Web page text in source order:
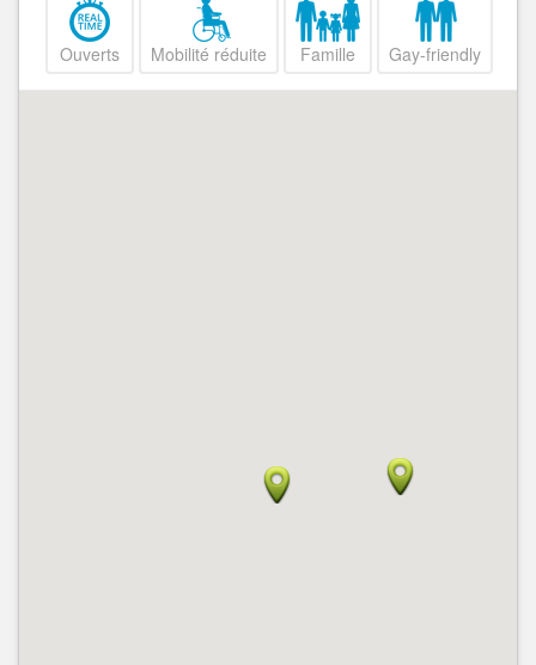
Ouverts Mobilité réduite Famille Gay-friendly